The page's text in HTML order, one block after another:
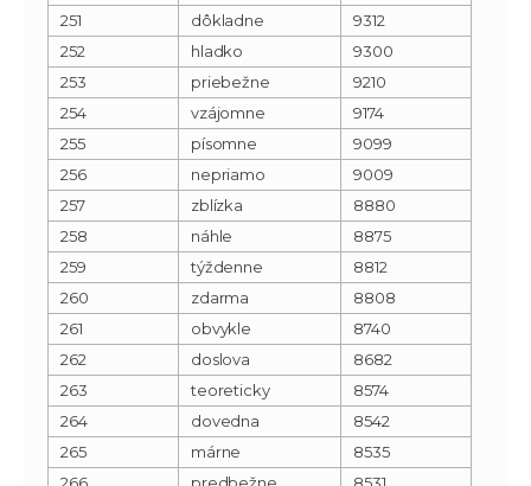
251
dôkladne
9312
252
hladko
9300
253
priebežne
9210
254
vzájomne
9174
255
písomne
9099
256
nepriamo
9009
257
zblízka
8880
258
náhle
8875
259
týždenne
8812
260
zdarma
8808
261
obvykle
8740
262
doslova
8682
263
teoreticky
8574
264
dovedna
8542
265
márne
8535
266
predbežne
8531